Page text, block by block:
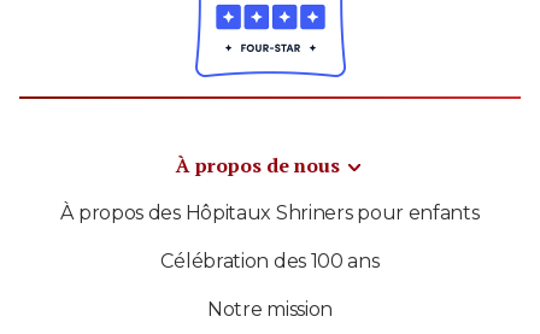
À propos de nous
À propos des Hôpitaux Shriners pour enfants
Célébration des 100 ans
Notre mission